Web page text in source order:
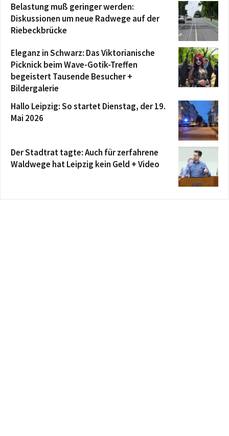
Belastung muß geringer werden:
Diskussionen um neue Radwege auf der
Riebeckbrücke
Eleganz in Schwarz: Das Viktorianische
Picknick beim Wave-Gotik-Treffen
begeistert Tausende Besucher +
Bildergalerie
Hallo Leipzig: So startet Dienstag, der 19.
Mai 2026
Der Stadtrat tagte: Auch für zerfahrene
Waldwege hat Leipzig kein Geld + Video